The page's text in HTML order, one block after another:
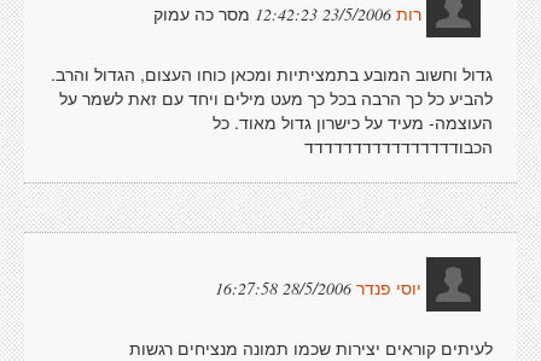
רות 23/5/2006 12:42:23 מסר כה עמוק
גדול וחשוב המובע בתמציתיות ומכאן כוחו העצום, הגדול והרב.
להביע כל כך הרבה בכל כך מעט מילים ויחד עם זאת לשמר על
העוצמה- מעיד על כישרון גדול מאוד. כל
הכבודדדדדדדדדדדדדדדד
יוסי פנדר 28/5/2006 16:27:58
לעיתים קוראים יצירות שכמו תמונה מנציחים רגשות